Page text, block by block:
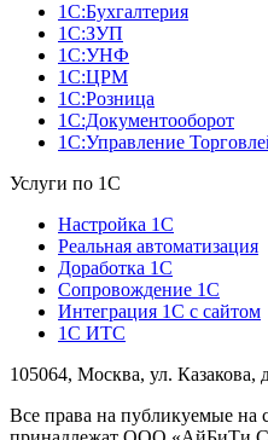
1С:Бухгалтерия
1С:ЗУП
1С:УНФ
1С:ЦРМ
1С:Розница
1С:Документооборот
1С:Управление
Услуги по 1С
Настройка 1С
Реальная автоматизация
Доработка 1С
Сопровождение 1С
Интеграция 1С с сайтом
1С ИТС
105064, Москва, ул. Казакова,
Все права на публикуемые на